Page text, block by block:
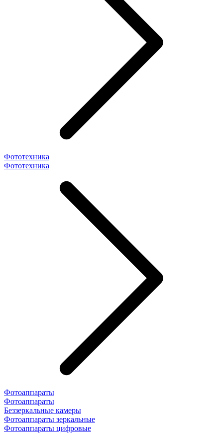
Фототехника
Фототехника
Фотоаппараты
Фотоаппараты
Беззеркальные камеры
Фотоаппараты зеркальные
Фотоаппараты цифровые